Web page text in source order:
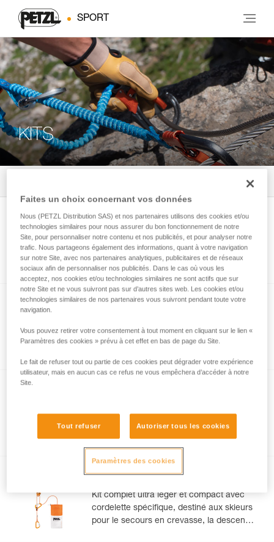
SPORT
KITS
KIT CORAX GRIGRI Sm'D
Kit d’escalade comprenant un harnais
CORAX, un système d’assurage avec
blocage assisté GRIGRI et un
mousqueton Sm'D
KIT VIA FERRATA EASHOOK
SCORPIO EASHOOK, d'un harnais
SCORPIO VERTIGO, d'un harnais
RAD SYSTEM
Kit complet ultra léger et compact avec
cordelette spécifique, destiné aux skieurs
pour le secours en crevasse, la descente
Faites un choix concernant vos données
Nous (PETZL Distribution SAS) et nos partenaires utilisons des cookies et/ou
technologies similaires pour nous assurer du bon fonctionnement de notre
Site, pour personnaliser notre contenu et nos publicités, et pour analyser notre
trafic. Nous partageons également des informations, quant à votre navigation
sur notre Site, avec nos partenaires analytiques, publicitaires et de réseaux
sociaux afin de personnaliser nos publicités. Dans le cas où vous les
acceptez, nos cookies et/ou technologies similaires ne sont actifs que sur
notre Site et ne vous suivront pas sur d’autres sites web. Les cookies et/ou
technologies similaires de nos partenaires vous suivront pendant toute votre
navigation.
Vous pouvez retirer votre consentement à tout moment en cliquant sur le lien «
Paramètres des cookies » prévu à cet effet en bas de page du Site.
Le fait de refuser tout ou partie de ces cookies peut dégrader votre expérience
utilisateur, mais en aucun cas ce refus ne vous empêchera d’accéder à notre
Site.
Tout refuser Autoriser tous les cookies
Paramètres des cookies